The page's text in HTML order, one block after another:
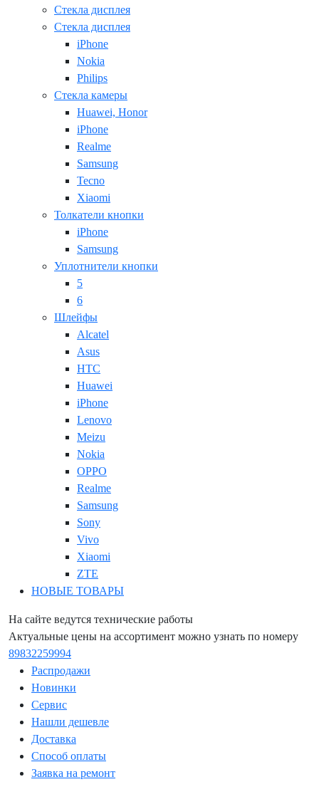
Стекла дисплея
Стекла дисплея
iPhone
Nokia
Philips
Стекла камеры
Huawei, Honor
iPhone
Realme
Samsung
Tecno
Xiaomi
Толкатели кнопки
iPhone
Samsung
Уплотнители кнопки
5
6
Шлейфы
Alcatel
Asus
HTC
Huawei
iPhone
Lenovo
Meizu
Nokia
OPPO
Realme
Samsung
Sony
Vivo
Xiaomi
ZTE
НОВЫЕ ТОВАРЫ
На сайте ведутся технические работы
Актуальные цены на ассортимент можно узнать по номеру
89832259994
Распродажи
Новинки
Сервис
Нашли дешевле
Доставка
Способ оплаты
Заявка на ремонт